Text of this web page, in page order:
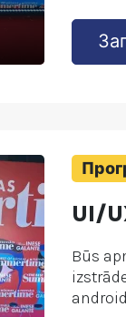
UI/
Būs